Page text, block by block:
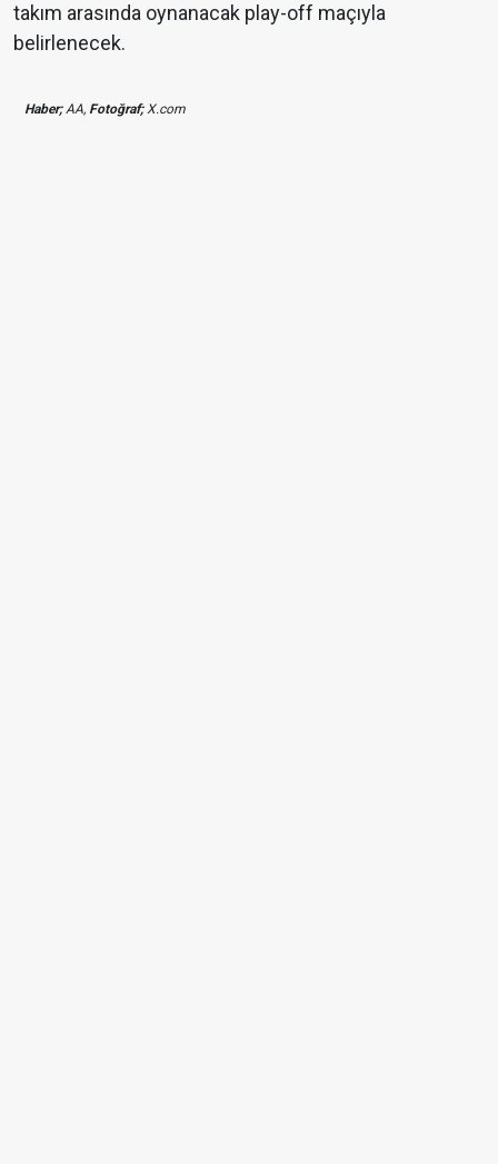
takım arasında oynanacak play-off maçıyla
belirlenecek.
Haber;AA, Fotoğraf;X.com